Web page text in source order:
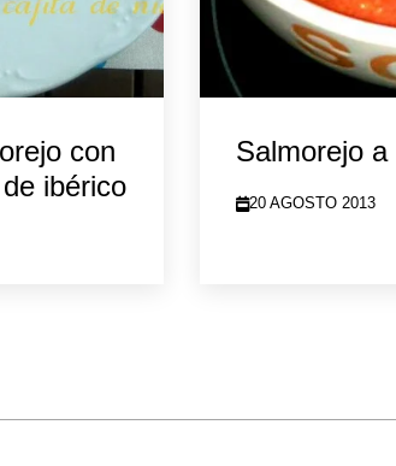
con
ibérico
Salmorejo
20 AGOSTO 2013